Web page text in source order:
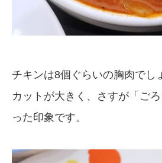
チキンは8個ぐらいの胸肉でし
カットが大きく、さすが「ご
った印象です。